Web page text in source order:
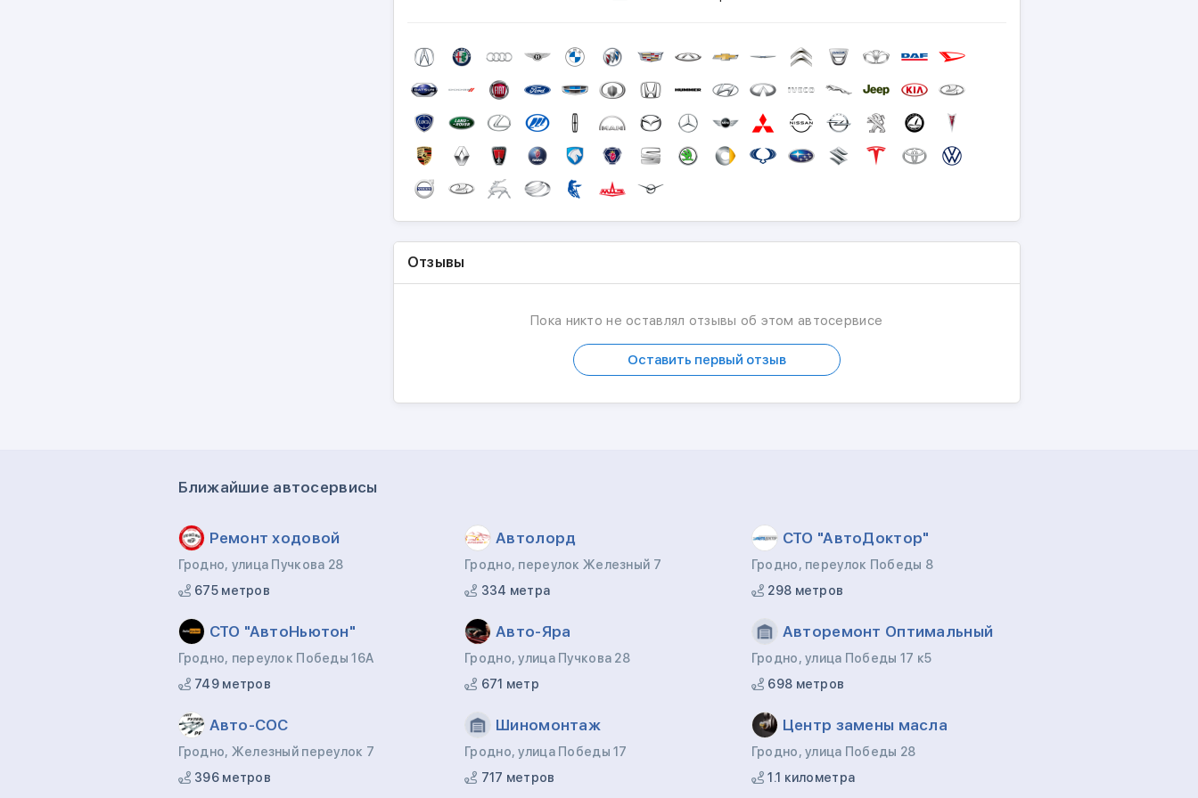
Jetta отключение шторок
Lada westa привязка ключей , immo off .
Примеры наших работ можно увидеть на сайте по закреплённой ссылке ниже и в нашем
Инстаграм.
Отзывы
Пока никто не оставлял отзывы об этом автосервисе
Оставить первый отзыв
Ближайшие автосервисы
Ремонт ходовой
Гродно, улица Пучкова 28
675 метров
Автолорд
Гродно, переулок Железный 7
334 метра
СТО "АвтоДоктор"
Гродно, переулок Победы 8
298 метров
СТО "АвтоНьютон"
Гродно, переулок Победы 16А
749 метров
Авто-Яра
Гродно, улица Пучкова 28
671 метр
Авторемонт Оптимальный
Гродно, улица Победы 17 к5
698 метров
Авто-СОС
Гродно, Железный переулок 7
396 метров
Шиномонтаж
Гродно, улица Победы 17
717 метров
Центр замены масла
Гродно, улица Победы 28
1.1 километра